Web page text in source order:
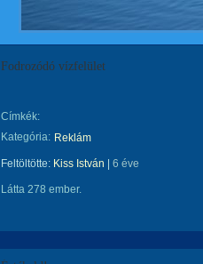
Fodrozódó vízfelület
Címkék:
Kategória: Reklám
Feltöltötte: Kiss István 6 éve
Látta 278 ember.